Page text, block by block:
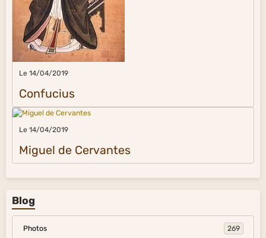
Le 14/04/2019
Confucius
Le 14/04/2019
Miguel de Cervantes
Blog
Photos 269